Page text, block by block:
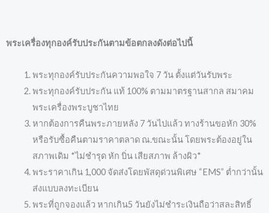
พระเครื่องทุกองค์รับประกันตามข้อตกลงดังต่อไปนี้
พระทุกองค์รับประกันความพอใจ 7 วัน ตั้งแต่วันรับพระ
พระทุกองค์รับประกัน แท้ 100% ตามมาตรฐานสากล สมาคม
พระเครื่องพระบูชาไทย
หากต้องการคืนพระภายหลัง 7 วันไปแล้ว ทางร้านขอหัก 30%
หรือรับซื้อคืนตามราคาตลาด ณ.ขณะนั้น โดยพระต้องอยู่ใน
สภาพเดิม *ไม่ชำรุด หัก บิ่น เสียสภาพ ล้างผิว*
พระราคาเกิน 1,000 จัดส่งโดยพัสดุด่วนพิเศษ “EMS” ต่ำกว่านั้น
ส่งแบบลงทะเบียน
พระที่ถูกจองแล้ว หากเกิน5 วันยังไม่ชำระเงินถือว่าสละสิทธิ์